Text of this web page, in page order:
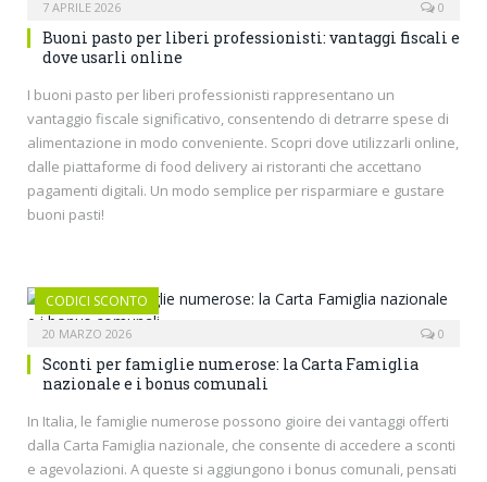
7 APRILE 2026 0
Buoni pasto per liberi professionisti: vantaggi fiscali e
dove usarli online
I buoni pasto per liberi professionisti rappresentano un
vantaggio fiscale significativo, consentendo di detrarre spese di
alimentazione in modo conveniente. Scopri dove utilizzarli online,
dalle piattaforme di food delivery ai ristoranti che accettano
pagamenti digitali. Un modo semplice per risparmiare e gustare
buoni pasti!
CODICI SCONTO
20 MARZO 2026 0
Sconti per famiglie numerose: la Carta Famiglia
nazionale e i bonus comunali
In Italia, le famiglie numerose possono gioire dei vantaggi offerti
dalla Carta Famiglia nazionale, che consente di accedere a sconti
e agevolazioni. A queste si aggiungono i bonus comunali, pensati